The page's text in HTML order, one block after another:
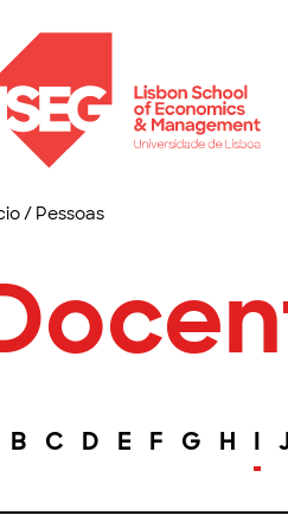
/ Pessoas
B C D E F G H I